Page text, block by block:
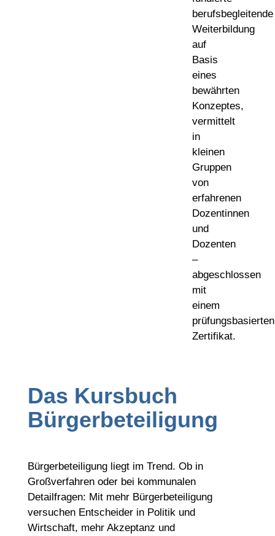
berufsbegleitende
Weiterbildung
auf
Basis
eines
bewährten
Konzeptes,
vermittelt
in
kleinen
Gruppen
von
erfahrenen
Dozentinnen
und
Dozenten
–
abgeschlossen
mit
einem
prüfungsbasierten
Zertifikat.
Das Kursbuch
Bürgerbeteiligung
Bürgerbeteiligung liegt im Trend. Ob in
Großverfahren oder bei kommunalen
Detailfragen: Mit mehr Bürgerbeteiligung
versuchen Entscheider in Politik und
Wirtschaft, mehr Akzeptanz und